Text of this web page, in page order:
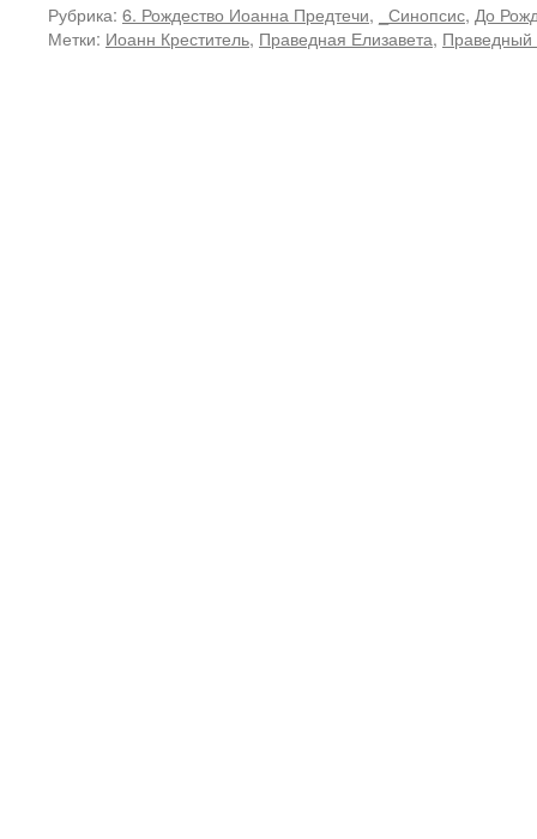
Рубрика: 6. Рождество Иоанна Предтечи, _Синопсис, До
Метки: Иоанн Креститель, Праведная Елизавета, Праведный